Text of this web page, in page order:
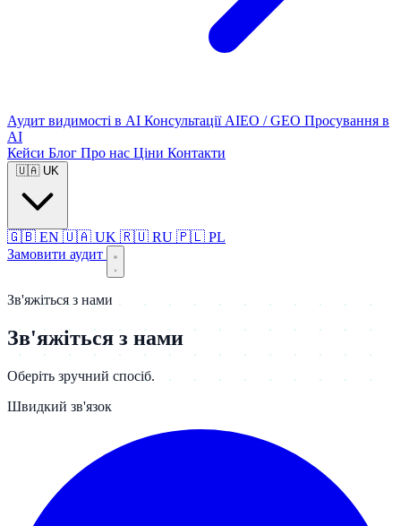
Аудит видимості в AI Консультації AIEO / GEO Просування в
AI
Кейси Блог Про нас Ціни Контакти
🇺🇦 UK
🇬🇧 EN 🇺🇦 UK 🇷🇺 RU 🇵🇱 PL
Замовити аудит
Зв'яжіться з нами
Зв'яжіться з нами
Оберіть зручний спосіб.
Швидкий зв'язок